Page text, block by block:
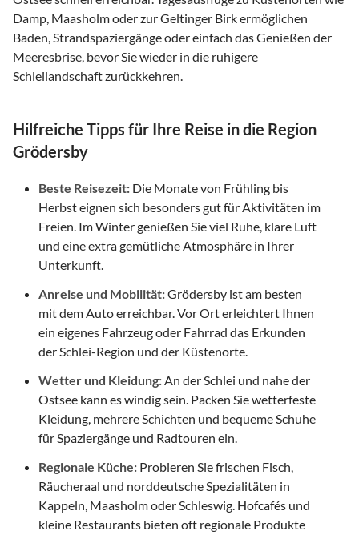
Damp, Maasholm oder zur Geltinger Birk ermöglichen
Baden, Strandspaziergänge oder einfach das Genießen der
Meeresbrise, bevor Sie wieder in die ruhigere
Schleilandschaft zurückkehren.
Hilfreiche Tipps für Ihre Reise in die Region
Grödersby
Beste Reisezeit: Die Monate von Frühling bis
Herbst eignen sich besonders gut für Aktivitäten im
Freien. Im Winter genießen Sie viel Ruhe, klare Luft
und eine extra gemütliche Atmosphäre in Ihrer
Unterkunft.
Anreise und Mobilität:Grödersby ist am besten
mit dem Auto erreichbar. Vor Ort erleichtert Ihnen
ein eigenes Fahrzeug oder Fahrrad das Erkunden
der Schlei-Region und der Küstenorte.
Wetter und Kleidung:An der Schlei und nahe der
Ostsee kann es windig sein. Packen Sie wetterfeste
Kleidung, mehrere Schichten und bequeme Schuhe
für Spaziergänge und Radtouren ein.
Regionale Küche: Probieren Sie frischen Fisch,
Räucheraal und norddeutsche Spezialitäten in
Kappeln, Maasholm oder Schleswig. Hofcafés und
kleine Restaurants bieten oft regionale Produkte